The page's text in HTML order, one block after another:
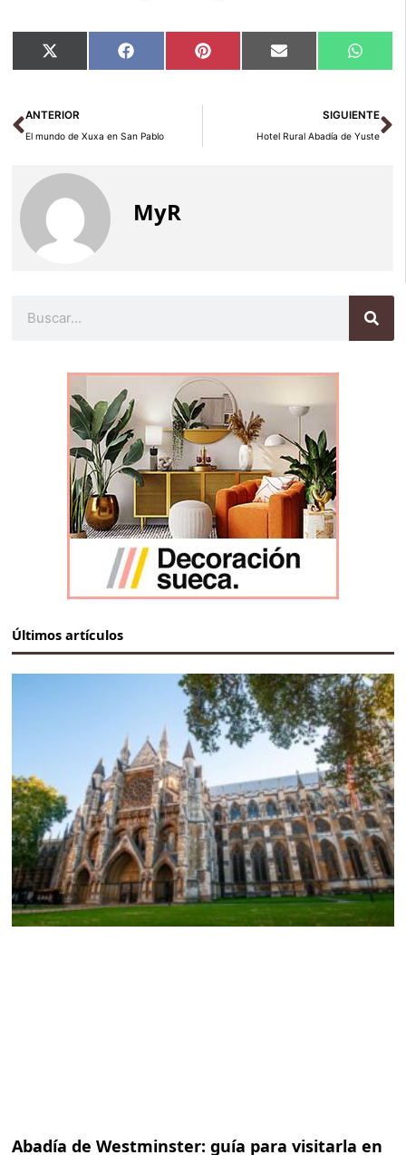
Compartir
en
X
(Twitter)
Compartir
en
Facebook Compartir
en
Pinterest Compartir
en
Email
en
Ant
ANTERIOR
El mundo de Xuxa en San Pablo
SIGUIENTE
Hotel Rural Abadía de Yuste
MyR
Últimos artículos
Abadía de Westminster: guía para visitarla en